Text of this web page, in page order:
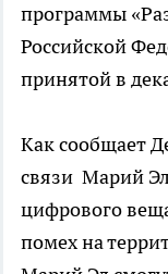
программы
Российской
принятой в
Как сообщает
связи Марий
цифрового
помех на